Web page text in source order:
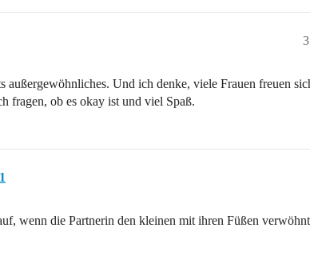
3
außergewöhnliches. Und ich denke, viele Frauen freuen
fragen, ob es okay ist und viel Spaß.
wenn die Partnerin den kleinen mit ihren Füßen